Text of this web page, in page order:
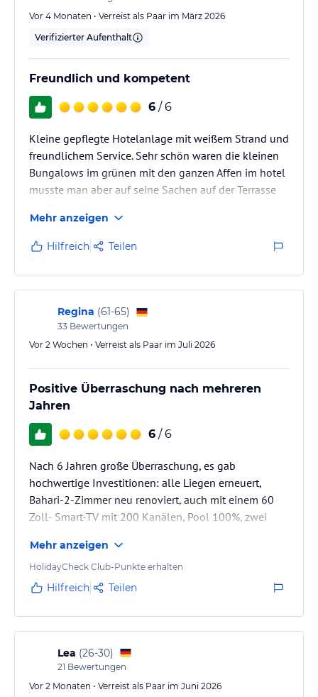
Vor 4 Monaten • Verreist als Paar im März 2026
Verifizierter Aufenthalt
Freundlich und kompetent
6 / 6
Kleine gepflegte Hotelanlage mit weißem Strand und
freundlichem Service. Sehr schön waren die kleinen
Bungalows im grünen mit den ganzen Affen im hotel
musste man aber auf seine Sachen auf der Terrasse
liegen lassen. Schnelle Anbindung an den Flughafen
mombasa.
Mehr anzeigen
Hilfreich Teilen
Regina (61-65)
33 Bewertungen
Vor 2 Wochen • Verreist als Paar im Juli 2026
Positive Überraschung nach mehreren
Jahren
6 / 6
Nach 6 Jahren große Überraschung, es gab
hochwertige Investitionen: alle Liegen erneuert,
Bahari-2-Zimmer neu renoviert, auch mit einem 60
Zoll- Smart-TV mit 200 Kanälen, Pool 100%, zwei
aufgebaut. Anlage sehr sauber und Personal sehr
freundlich. Wir geben selten 6 Sonnen.
Mehr anzeigen
HolidayCheck Club-Punkte erhalten
Hilfreich Teilen
Lea (26-30)
21 Bewertungen
Vor 2 Monaten • Verreist als Paar im Juni 2026